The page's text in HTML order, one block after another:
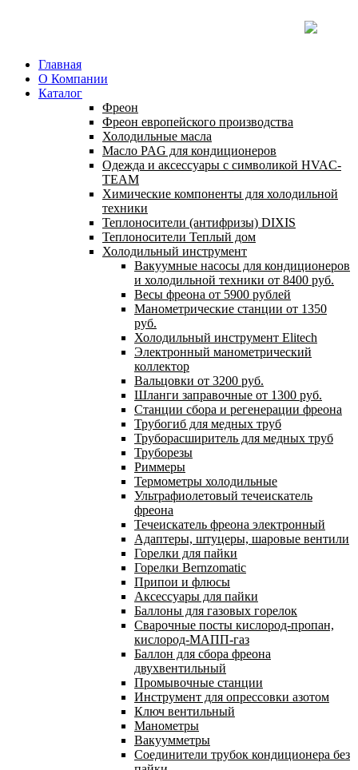
Главная
О Компании
Каталог
Фреон
Фреон европейского производства
Холодильные масла
Масло PAG для кондиционеров
Одежда и аксессуары с символикой HVAC-
TEAM
Химические компоненты для холодильной
техники
Теплоносители (антифризы) DIXIS
Теплоносители Теплый дом
Холодильный инструмент
Вакуумные насосы для кондиционеров
и холодильной техники от 8400 руб.
Весы фреона от 5900 рублей
Манометрические станции от 1350
руб.
Холодильный инструмент Elitech
Электронный манометрический
коллектор
Вальцовки от 3200 руб.
Шланги заправочные от 1300 руб.
Станции сбора и регенерации фреона
Трубогиб для медных труб
Труборасширитель для медных труб
Труборезы
Риммеры
Термометры холодильные
Ультрафиолетовый течеискатель
фреона
Течеискатель фреона электронный
Адаптеры, штуцеры, шаровые вентили
Горелки для пайки
Горелки Bernzomatic
Припои и флюсы
Аксессуары для пайки
Баллоны для газовых горелок
Сварочные посты кислород-пропан,
кислород-МАПП-газ
Баллон для сбора фреона
двухвентильный
Промывочные станции
Инструмент для опрессовки азотом
Ключ вентильный
Манометры
Вакуумметры
Соединители трубок кондиционера без